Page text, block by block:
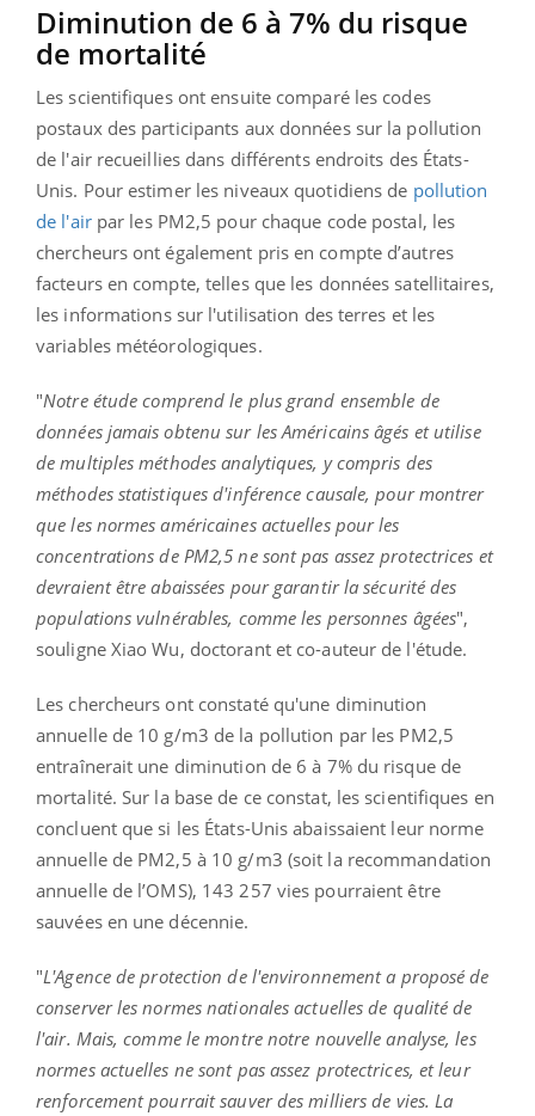
Diminution de 6 à 7% du risque
de mortalité
Les scientifiques ont ensuite comparé les codes
postaux des participants aux données sur la pollution
de l'air recueillies dans différents endroits des États-
Unis. Pour estimer les niveaux quotidiens de pollution
de l'airpar les PM2,5 pour chaque code postal, les
chercheurs ont également pris en compte d’autres
facteurs en compte, telles que les données satellitaires,
les informations sur l'utilisation des terres et les
variables météorologiques.
"Notre étude comprend le plus grand ensemble de
données jamais obtenu sur les Américains âgés et utilise
de multiples méthodes analytiques, y compris des
méthodes statistiques d'inférence causale, pour montrer
que les normes américaines actuelles pour les
concentrations de PM2,5 ne sont pas assez protectrices et
devraient être abaissées pour garantir la sécurité des
populations vulnérables, comme les personnes âgées",
souligne Xiao Wu, doctorant et co-auteur de l'étude.
Les chercheurs ont constaté qu'une diminution
annuelle de 10 g/m3 de la pollution par les PM2,5
entraînerait une diminution de 6 à 7% du risque de
mortalité. Sur la base de ce constat, les scientifiques en
concluent que si les États-Unis abaissaient leur norme
annuelle de PM2,5 à 10 g/m3 (soit la recommandation
annuelle de l’OMS), 143 257 vies pourraient être
sauvées en une décennie.
"L'Agence de protection de l'environnement a proposé de
conserver les normes nationales actuelles de qualité de
l'air. Mais, comme le montre notre nouvelle analyse, les
normes actuelles ne sont pas assez protectrices, et leur
renforcement pourrait sauver des milliers de vies. La